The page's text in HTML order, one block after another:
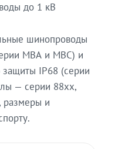
до 1 кВ
шинопроводы
МВА и МВС) и
IP68 (серии
— серии 88xx,
и